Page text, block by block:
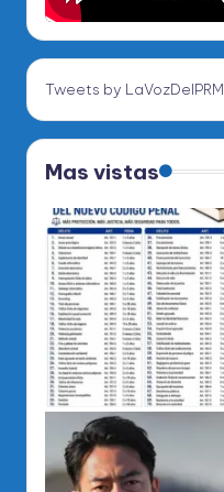
Tweets by LaVozDelPRM
Mas vistas